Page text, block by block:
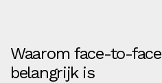
Waarom face-to-
belangrijk is